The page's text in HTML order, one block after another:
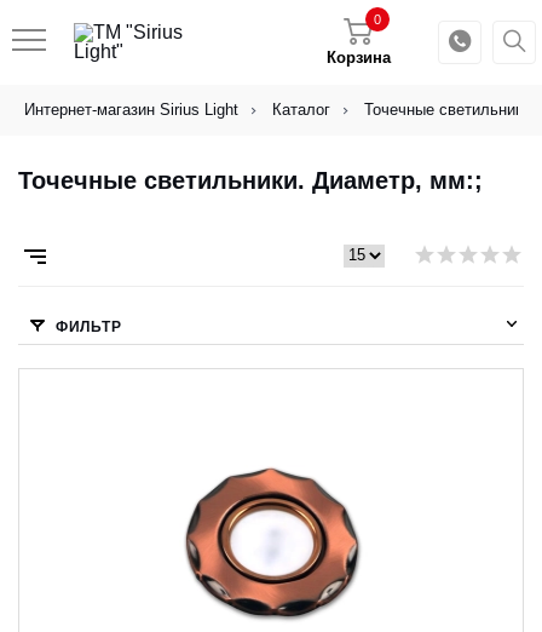
Корзина
0
Интернет-магазин Sirius Light Каталог Точечные светильники
Точечные светильники. Диаметр, мм:;
ФИЛЬТР